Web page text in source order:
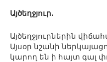
Այծեղջյուր․
Այծեղջյուրներին
Այսօր նշանի
կարող են ի հայտ գալ